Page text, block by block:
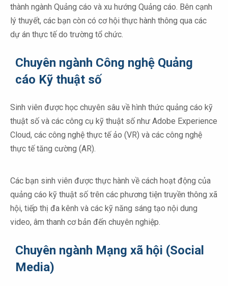
thành ngành Quảng cáo và xu hướng Quảng cáo. Bên cạnh
lý thuyết, các bạn còn có cơ hội thực hành thông qua các
dự án thực tế do trường tổ chức.
Chuyên ngành Công nghệ Quảng
cáo Kỹ thuật số
Sinh viên được học chuyên sâu về hình thức quảng cáo kỹ
thuật số và các công cụ kỹ thuật số như Adobe Experience
Cloud, các công nghệ thực tế ảo (VR) và các công nghệ
thực tế tăng cường (AR).
Các bạn sinh viên được thực hành về cách hoạt động của
quảng cáo kỹ thuật số trên các phương tiện truyền thông xã
hội, tiếp thị đa kênh và các kỹ năng sáng tạo nội dung
video, âm thanh cơ bản đến chuyên nghiệp.
Chuyên ngành Mạng xã hội (Social
Media)